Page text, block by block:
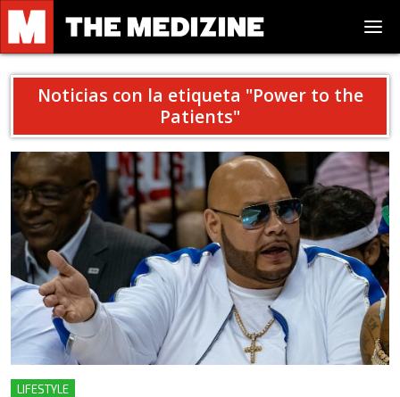
Noticias con la etiqueta "Power to the
Patients"
LIFESTYLE